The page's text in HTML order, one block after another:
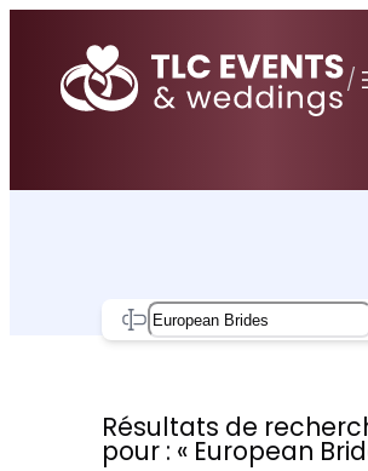
contenu
/
Search
Résultats de
pour : « European